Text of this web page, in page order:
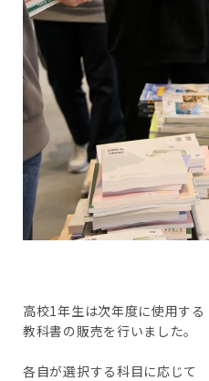
高校1年生は次年度に使用する
教科書の販売を行いました。
各自が選択する科目に応じて